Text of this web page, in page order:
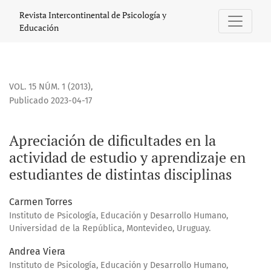
Apreciación de dificultades en la actividad de estudio y
Revista Intercontinental de Psicología y
Educación
VOL. 15 NÚM. 1 (2013),
Apreciación de dificultades en la
actividad de estudio y aprendizaje en
estudiantes de distintas disciplinas
Publicado 2023-04-17
Carmen Torres
Instituto de Psicología, Educación y Desarrollo Humano,
Universidad de la República, Montevideo, Uruguay.
Andrea Viera
Instituto de Psicología, Educación y Desarrollo Humano,